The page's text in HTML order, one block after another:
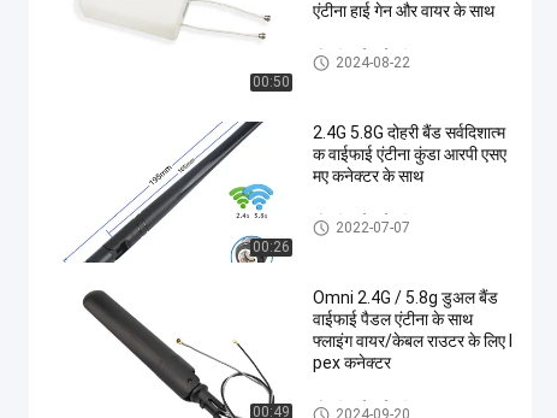
00:50
एंटीना हाई गेन और वायर के साथ
ओमनी वाईफाई एंटीना
2024-08-22
00:26
2.4G 5.8G दोहरी बैंड सर्वदिशात्म
क वाईफाई एंटीना कुंडा आरपी एसए
मए कनेक्टर के साथ
ओमनी वाईफाई एंटीना
2022-07-07
00:49
Omni 2.4G / 5.8g डुअल बैंड
वाईफाई पैडल एंटीना के साथ
फ्लाइंग वायर/केबल राउटर के लिए I
pex कनेक्टर
ओमनी वाईफाई एंटीना
2024-09-20